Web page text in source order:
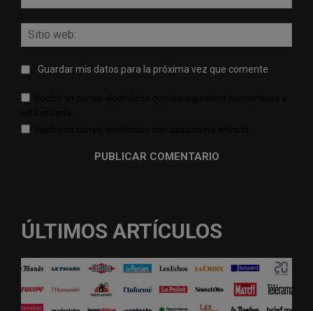
Guardar mis datos para la próxima vez que comente
ÚLTIMOS ARTÍCULOS